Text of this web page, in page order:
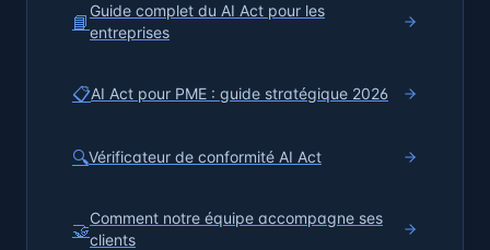
📘
Guide complet du AI Act pour les
entreprises
📋AI Act pour PME : guide stratégique 2026
🔍Vérificateur de conformité AI Act
🤝
Comment notre équipe accompagne ses
clients